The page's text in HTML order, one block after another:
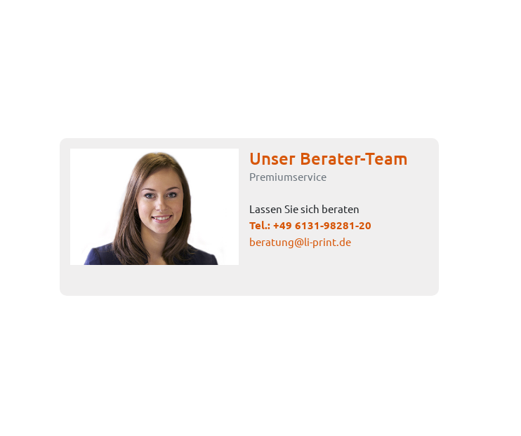
Unser Berater-Team
Premiumservice
Lassen Sie sich beraten
Tel.: +49 6131-98281-20
beratung@li-print.de